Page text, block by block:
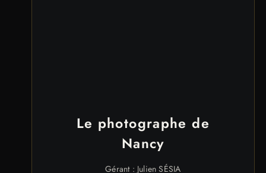
Le photographe de
Nancy
Gérant : Julien SÉSIA